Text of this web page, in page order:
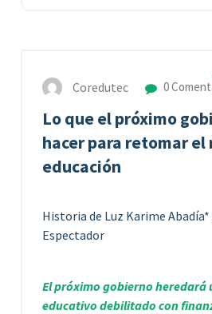
Coredutec 0
Lo que el próximo
hacer para retomar el
educación
Historia de Luz Karime
Espectador
El próximo gobierno heredará
educativo debilitado con